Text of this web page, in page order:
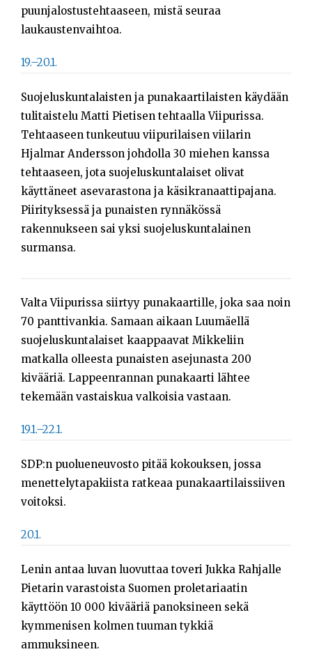
puunjalostustehtaaseen, mistä seuraa
laukaustenvaihtoa.
19.–20.1.
Suojeluskuntalaisten ja punakaartilaisten käydään
tulitaistelu Matti Pietisen tehtaalla Viipurissa.
Tehtaaseen tunkeutuu viipurilaisen viilarin
Hjalmar Andersson johdolla 30 miehen kanssa
tehtaaseen, jota suojeluskuntalaiset olivat
käyttäneet asevarastona ja käsikranaattipajana.
Piirityksessä ja punaisten rynnäkössä
rakennukseen sai yksi suojeluskuntalainen
surmansa.
Valta Viipurissa siirtyy punakaartille, joka saa noin
70 panttivankia. Samaan aikaan Luumäellä
suojeluskuntalaiset kaappaavat Mikkeliin
matkalla olleesta punaisten asejunasta 200
kivääriä. Lappeenrannan punakaarti lähtee
tekemään vastaiskua valkoisia vastaan.
19.1.–22.1.
SDP:n puolueneuvosto pitää kokouksen, jossa
menettelytapakiista ratkeaa punakaartilaissiiven
voitoksi.
20.1.
Lenin antaa luvan luovuttaa toveri Jukka Rahjalle
Pietarin varastoista Suomen proletariaatin
käyttöön 10 000 kivääriä panoksineen sekä
kymmenisen kolmen tuuman tykkiä
ammuksineen.